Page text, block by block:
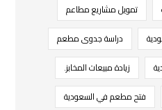
تمويل مشاريع مطاعم
دراسة جدوى مطعم
زيادة مبيعات المخابز.
فتح مطعم في السعودية